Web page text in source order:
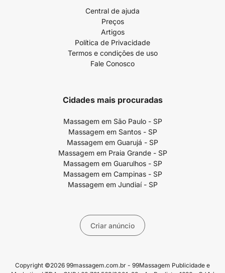
Central de ajuda
Preços
Artigos
Política de Privacidade
Termos e condições de uso
Fale Conosco
Cidades mais procuradas
Massagem em São Paulo - SP
Massagem em Santos - SP
Massagem em Guarujá - SP
Massagem em Praia Grande - SP
Massagem em Guarulhos - SP
Massagem em Campinas - SP
Massagem em Jundiaí - SP
Criar anúncio
Copyright ©2026 99massagem.com.br - 99Massagem Publicidade e